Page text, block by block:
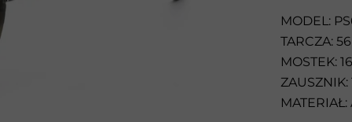
MODEL:
TARCZA: 56
MOSTEK: 16
ZAUSZNIK:
MATERIAŁ: